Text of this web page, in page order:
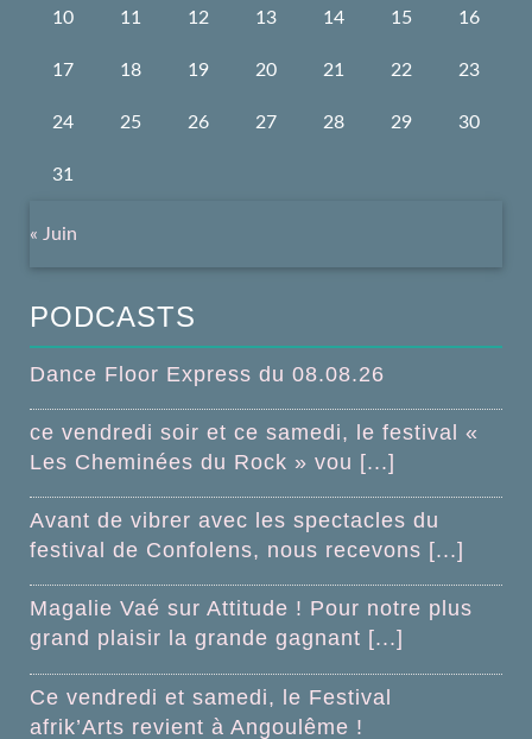
10 11 12 13 14 15 16
17 18 19 20 21 22 23
24 25 26 27 28 29 30
31
« Juin
PODCASTS
Dance Floor Express du 08.08.26
ce vendredi soir et ce samedi, le festival «
Les Cheminées du Rock » vou [...]
Avant de vibrer avec les spectacles du
festival de Confolens, nous recevons [...]
Magalie Vaé sur Attitude ! Pour notre plus
grand plaisir la grande gagnant [...]
Ce vendredi et samedi, le Festival
afrik’Arts revient à Angoulême !